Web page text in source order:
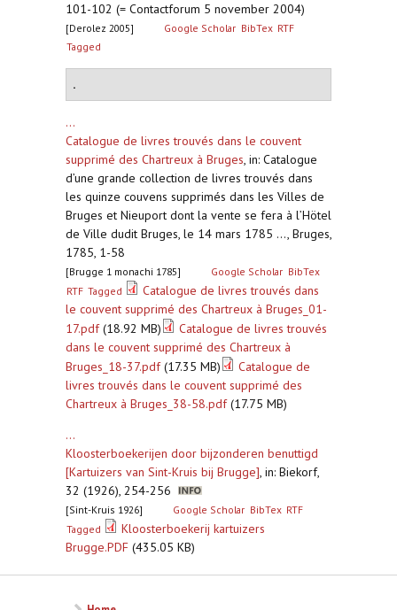
101-102 (= Contactforum 5 november 2004)
[Derolez 2005] Google Scholar BibTex RTF
Tagged
.
...
Catalogue de livres trouvés dans le couvent
supprimé des Chartreux à Bruges, in: Catalogue
d’une grande collection de livres trouvés dans
les quinze couvens supprimés dans les Villes de
Bruges et Nieuport dont la vente se fera à l’Hötel
de Ville dudit Bruges, le 14 mars 1785 ..., Bruges,
1785, 1-58
[Brugge 1 monachi 1785] Google Scholar BibTex
RTF Tagged
Catalogue de livres trouvés dans
le couvent supprimé des Chartreux à Bruges_01-
17.pdf(18.92 MB)
Catalogue de livres trouvés
dans le couvent supprimé des Chartreux à
Bruges_18-37.pdf(17.35 MB)
Catalogue de
livres trouvés dans le couvent supprimé des
Chartreux à Bruges_38-58.pdf(17.75 MB)
...
Kloosterboekerijen door bijzonderen benuttigd
[Kartuizers van Sint-Kruis bij Brugge], in: Biekorf,
32 (1926), 254-256
[Sint-Kruis 1926] Google Scholar BibTex RTF
Tagged
Kloosterboekerij kartuizers
Brugge.PDF (435.05 KB)